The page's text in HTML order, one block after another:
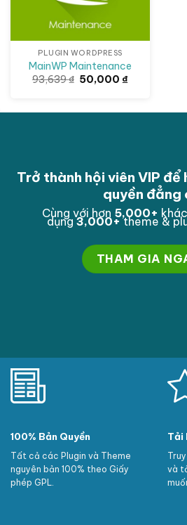
PLUGIN WORDPRESS
MainWP Maintenance
93,639₫ Giá
gốc
50,000₫Giá
Trở thành hội viên VIP để
quyền đẳng
Cùng với hơn 5,000+
dụng3,000+theme &
THAM GIA
100% Bản Quyền
Tất cả các Plugin và Theme
nguyên bản 100% theo Giấy
phép GPL.
Tải
và